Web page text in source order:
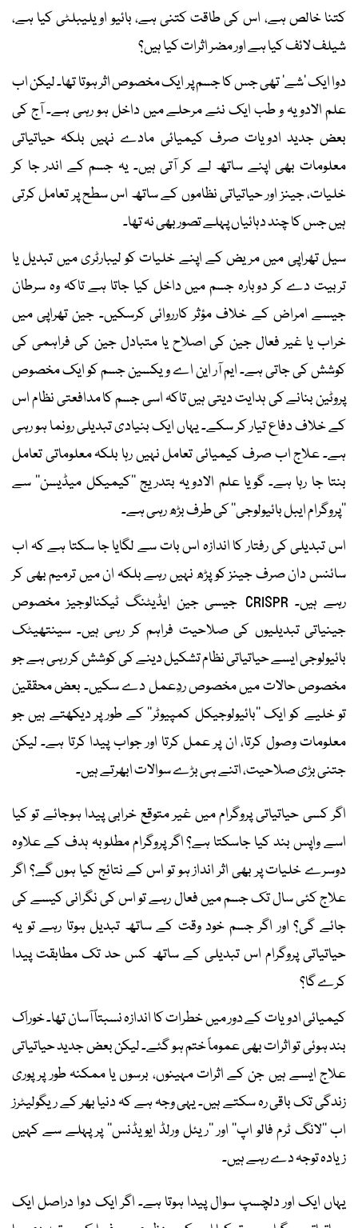
کتنا خالص ہے، اس کی طاقت کتنی ہے، بائیو اویلیبلٹی کیا ہے،
شیلف لائف کیا ہے اور مضر اثرات کیا ہیں؟
دوا ایک ’شے‘ تھی جس کا جسم پر ایک مخصوص اثر ہوتا تھا۔ لیکن اب
علم الادویہ و طب ایک نئے مرحلے میں داخل ہو رہی ہے۔ آج کی
بعض جدید ادویات صرف کیمیائی مادے نہیں بلکہ حیاتیاتی
معلومات بھی اپنے ساتھ لے کر آتی ہیں۔ یہ جسم کے اندر جا کر
خلیات، جینز اور حیاتیاتی نظاموں کے ساتھ اس سطح پر تعامل کرتی
ہیں جس کا چند دہائیاں پہلے تصور بھی نہ تھا۔
سیل تھراپی میں مریض کے اپنے خلیات کو لیبارٹری میں تبدیل یا
تربیت دے کر دوبارہ جسم میں داخل کیا جاتا ہے تاکہ وہ سرطان
جیسے امراض کے خلاف مؤثر کارروائی کرسکیں۔ جین تھراپی میں
خراب یا غیر فعال جین کی اصلاح یا متبادل جین کی فراہمی کی
کوشش کی جاتی ہے۔ ایم آر این اے ویکسین جسم کو ایک مخصوص
پروٹین بنانے کی ہدایت دیتی ہیں تاکہ اسی جسم کا مدافعتی نظام اس
کے خلاف دفاع تیار کر سکے۔ یہاں ایک بنیادی تبدیلی رونما ہو رہی
ہے۔ علاج اب صرف کیمیائی تعامل نہیں رہا بلکہ معلوماتی تعامل
بنتا جا رہا ہے۔ گویا علم الادویہ بتدریج ’’کیمیکل میڈیسن‘‘ سے
’’پروگرام ایبل بائیولوجی‘‘ کی طرف بڑھ رہی ہے۔
اس تبدیلی کی رفتار کا اندازہ اس بات سے لگایا جا سکتا ہے کہ اب
سائنس دان صرف جینز کو پڑھ نہیں رہے بلکہ ان میں ترمیم بھی کر
رہے ہیں۔ CRISPR جیسی جین ایڈیٹنگ ٹیکنالوجیز مخصوص
جینیاتی تبدیلیوں کی صلاحیت فراہم کر رہی ہیں۔ سینتھیٹک
بائیولوجی ایسے حیاتیاتی نظام تشکیل دینے کی کوشش کر رہی ہے جو
مخصوص حالات میں مخصوص ردِعمل دے سکیں۔ بعض محققین
تو خلیے کو ایک ’’بائیولوجیکل کمپیوٹر‘‘ کے طور پر دیکھتے ہیں جو
معلومات وصول کرتا، ان پر عمل کرتا اور جواب پیدا کرتا ہے۔ لیکن
جتنی بڑی صلاحیت، اتنے ہی بڑے سوالات ابھرتے ہیں۔
اگر کسی حیاتیاتی پروگرام میں غیر متوقع خرابی پیدا ہوجائے تو کیا
اسے واپس بند کیا جاسکتا ہے؟ اگر پروگرام مطلوبہ ہدف کے علاوہ
دوسرے خلیات پر بھی اثر انداز ہو تو اس کے نتائج کیا ہوں گے؟ اگر
علاج کئی سال تک جسم میں فعال رہے تو اس کی نگرانی کیسے کی
جائے گی؟ اور اگر جسم خود وقت کے ساتھ تبدیل ہوتا رہے تو یہ
حیاتیاتی پروگرام اس تبدیلی کے ساتھ کس حد تک مطابقت پیدا
کرے گا؟
کیمیائی ادویات کے دور میں خطرات کا اندازہ نسبتاً آسان تھا۔ خوراک
بند ہوئی تو اثرات بھی عموماً ختم ہو گئے۔ لیکن بعض جدید حیاتیاتی
علاج ایسے ہیں جن کے اثرات مہینوں، برسوں یا ممکنہ طور پر پوری
زندگی تک باقی رہ سکتے ہیں۔ یہی وجہ ہے کہ دنیا بھر کے ریگولیٹرز
اب ’’لانگ ٹرم فالو اپ‘‘ اور ’’ریئل ورلڈ ایویڈنس‘‘ پر پہلے سے کہیں
زیادہ توجہ دے رہے ہیں۔
یہاں ایک اور دلچسپ سوال پیدا ہوتا ہے۔ اگر ایک دوا دراصل ایک